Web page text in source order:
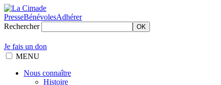
PresseBénévolesAdhérer
Rechercher
OK
Je fais un don
MENU
Nous connaître
Histoire